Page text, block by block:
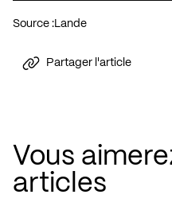
Source : Lande
Partager l'article
Vous
articles